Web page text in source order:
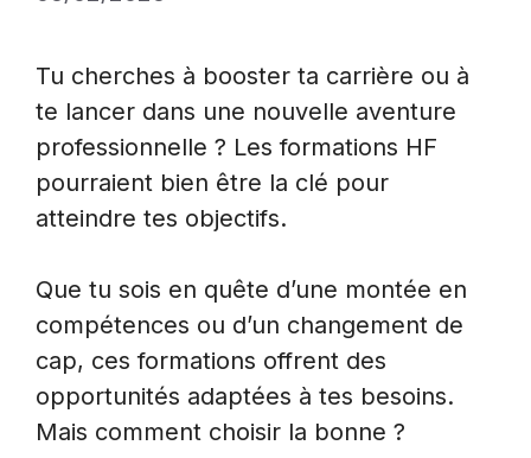
Tu cherches à booster ta carrière ou à
te lancer dans une nouvelle aventure
professionnelle ? Les formations HF
pourraient bien être la clé pour
atteindre tes objectifs.
Que tu sois en quête d’une montée en
compétences ou d’un changement de
cap, ces formations offrent des
opportunités adaptées à tes besoins.
Mais comment choisir la bonne ?